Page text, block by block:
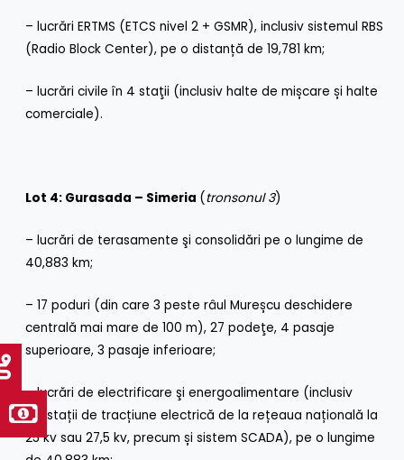
– lucrări ERTMS (ETCS nivel 2 + GSMR), inclusiv sistemul RBS
(Radio Block Center), pe o distanță de 19,781 km;
– lucrări civile în 4 staţii (inclusiv halte de mișcare și halte
comerciale).
Lot 4: Gurasada – Simeria (tronsonul 3)
– lucrări de terasamente şi consolidări pe o lungime de
40,883 km;
– 17 poduri (din care 3 peste râul Mureșcu deschidere
centrală mai mare de 100 m), 27 podeţe, 4 pasaje
superioare, 3 pasaje inferioare;
– lucrări de electrificare şi energoalimentare (inclusiv
substații de tracțiune electrică de la rețeaua națională la
25 kv sau 27,5 kv, precum și sistem SCADA), pe o lungime